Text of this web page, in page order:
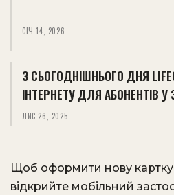
СІЧ 14, 2026
З СЬОГОДНІШНЬОГО ДНЯ
ІНТЕРНЕТУ ДЛЯ АБОНЕНТІВ У
ЛИС 26, 2025
Щоб оформити нову
відкрийте мобільний